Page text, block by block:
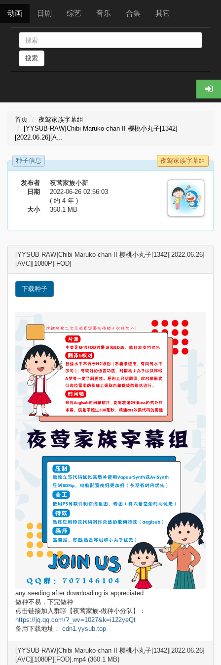
动画 日剧 综艺 音乐 合集 其它
搜索
首页
夜莺家族字幕组
[YYSUB-RAW]Chibi Maruko-chan II 樱桃小丸子[1342]
[2022.06.26][A...
种子信息 夜莺家族字幕组
发布者
夜莺家族小新
日期
2022-06-26 02:56:03
( 约 4 年 )
大小
360.1 MB
[YYSUB-RAW]Chibi Maruko-chan II 樱桃小丸子[1342][2022.06.26]
[AVC][1080P][FOD]
下载种子
any seeding after downloading is appreciated.
做种不易，下完做种
点击链接加入群聊【夜莺家族-做种小分队】：
https://jq.qq.com/?_wv=1027&k=i122yeQt
备用下载地址： cdn1.yysub.top
[YYSUB-RAW]Chibi Maruko-chan II 樱桃小丸子[1342][2022.06.26]
[AVC][1080P][FOD].mp4 (360.1 MB)